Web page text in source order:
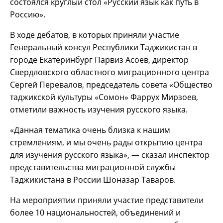
Россию».
В ходе дебатов, в которых приняли участие
Генеральный консул Республики Таджикистан в
городе Екатеринбург Парвиз Асоев, директор
Свердловского областного миграционного центра
Сергей Перевалов, председатель совета «Общество
таджикской культуры «Сомон» Фаррух Мирзоев,
отметили важность изучения русского языка.
«Данная тематика очень близка к нашим
стремлениям, и мы очень рады открытию центра
для изучения русского языка», — сказал инспектор
представительства миграционной службы
Таджикистана в России Шоназар Таваров.
На мероприятии приняли участие представители
более 10 национальностей, объединений и